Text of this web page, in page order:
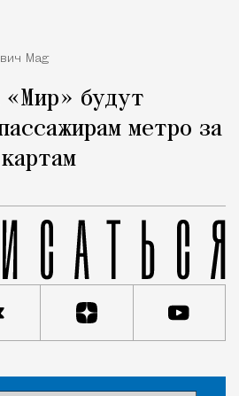
Mag
будут
метро за